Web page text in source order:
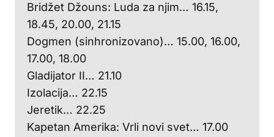
Bridžet Džouns: Luda za njim… 16.15,
18.45, 20.00, 21.15
Dogmen (sinhronizovano)… 15.00, 16.00,
17.00, 18.00
Gladijator II… 21.10
Izolacija… 22.15
Jeretik… 22.25
Kapetan Amerika: Vrli novi svet… 17.00